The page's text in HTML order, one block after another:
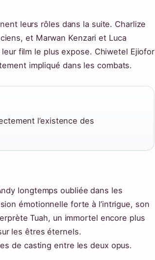
leurs rôles dans la suite. Charlize
et Marwan Kenzari et Luca
film le plus expose. Chiwetel Ejiofor
impliqué dans les combats.
l’existence des
longtemps oubliée dans les
émotionnelle forte à l’intrigue, son
Tuah, un immortel encore plus
les êtres éternels.
de casting entre les deux opus.